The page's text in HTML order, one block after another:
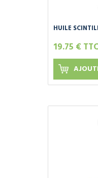
HUILE
19.75 € TTC